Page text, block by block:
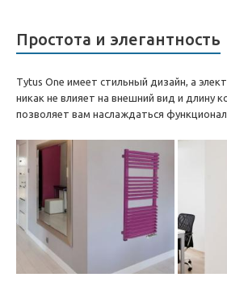
Простота и элегантность
Tytus One имеет стильный дизайн, а
никак не влияет на внешний вид и длину
позволяет вам наслаждаться